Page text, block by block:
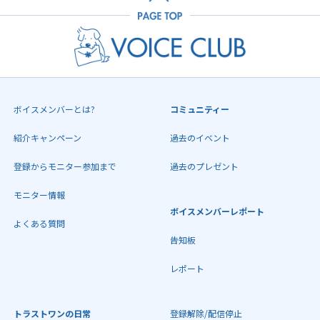
ボイスメンバーとは?
紹介キャンペーン
登録からモニター参加まで
モニター情報
よくある質問
コミュニティー
過去のイベント
過去のプレゼント
ボイスメンバーレポート
告知板
レポート
トラストワンの日常 登録解除/配信停止